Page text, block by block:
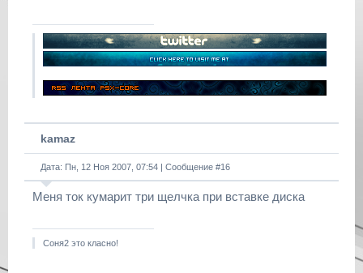
kamaz
Дата: Пн, 12 Ноя 2007, 07:54 | Сообщение #16
Меня ток кумарит три щелчка при вставке диска
Соня2 это класно!